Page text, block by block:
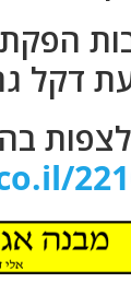
הפקת
דקל
לצפות